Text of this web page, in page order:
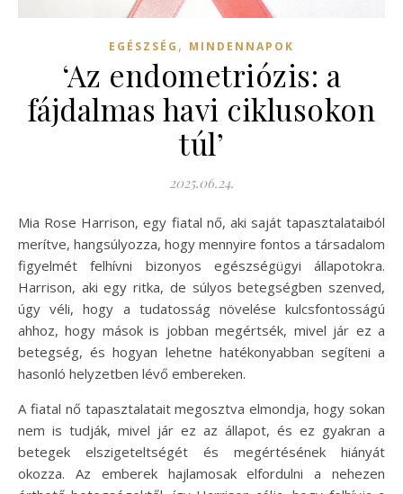
EGÉSZSÉG , MINDENNAPOK
‘Az endometriózis: a
fájdalmas havi ciklusokon
túl’
2025.06.24.
Mia Rose Harrison, egy fiatal nő, aki saját tapasztalataiból
merítve, hangsúlyozza, hogy mennyire fontos a társadalom
figyelmét felhívni bizonyos egészségügyi állapotokra.
Harrison, aki egy ritka, de súlyos betegségben szenved,
úgy véli, hogy a tudatosság növelése kulcsfontosságú
ahhoz, hogy mások is jobban megértsék, mivel jár ez a
betegség, és hogyan lehetne hatékonyabban segíteni a
hasonló helyzetben lévő embereken.
A fiatal nő tapasztalatait megosztva elmondja, hogy sokan
nem is tudják, mivel jár ez az állapot, és ez gyakran a
betegek elszigeteltségét és megértésének hiányát
okozza. Az emberek hajlamosak elfordulni a nehezen